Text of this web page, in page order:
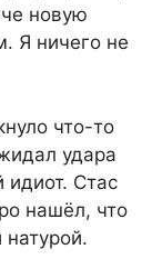
новую
Я ничего не
что-то
удара
идиот. Стас
нашёл, что